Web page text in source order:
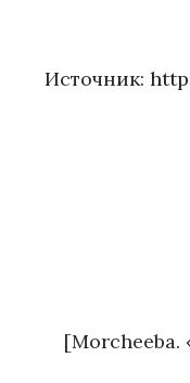
Источник:
[Morcheeba.